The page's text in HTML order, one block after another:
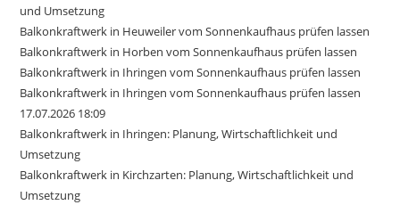
und Umsetzung
Balkonkraftwerk in Heuweiler vom Sonnenkaufhaus prüfen lassen
Balkonkraftwerk in Horben vom Sonnenkaufhaus prüfen lassen
Balkonkraftwerk in Ihringen vom Sonnenkaufhaus prüfen lassen
Balkonkraftwerk in Ihringen vom Sonnenkaufhaus prüfen lassen
17.07.2026 18:09
Balkonkraftwerk in Ihringen: Planung, Wirtschaftlichkeit und
Umsetzung
Balkonkraftwerk in Kirchzarten: Planung, Wirtschaftlichkeit und
Umsetzung